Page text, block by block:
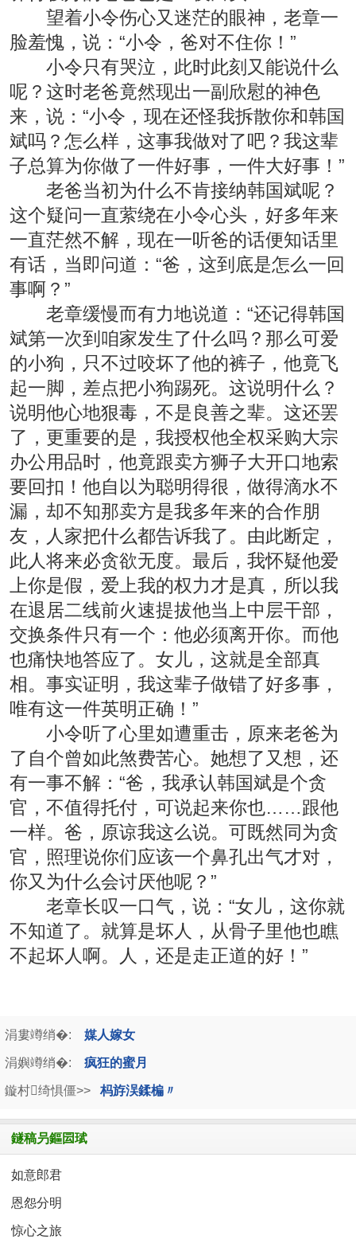
望着小令伤心又迷茫的眼神，老章一
脸羞愧，说：“小令，爸对不住你！”
小令只有哭泣，此时此刻又能说什么
呢？这时老爸竟然现出一副欣慰的神色
来，说：“小令，现在还怪我拆散你和韩国
斌吗？怎么样，这事我做对了吧？我这辈
子总算为你做了一件好事，一件大好事！”
老爸当初为什么不肯接纳韩国斌呢？
这个疑问一直萦绕在小令心头，好多年来
一直茫然不解，现在一听爸的话便知话里
有话，当即问道：“爸，这到底是怎么一回
事啊？”
老章缓慢而有力地说道：“还记得韩国
斌第一次到咱家发生了什么吗？那么可爱
的小狗，只不过咬坏了他的裤子，他竟飞
起一脚，差点把小狗踢死。这说明什么？
说明他心地狠毒，不是良善之辈。这还罢
了，更重要的是，我授权他全权采购大宗
办公用品时，他竟跟卖方狮子大开口地索
要回扣！他自以为聪明得很，做得滴水不
漏，却不知那卖方是我多年来的合作朋
友，人家把什么都告诉我了。由此断定，
此人将来必贪欲无度。最后，我怀疑他爱
上你是假，爱上我的权力才是真，所以我
在退居二线前火速提拔他当上中层干部，
交换条件只有一个：他必须离开你。而他
也痛快地答应了。女儿，这就是全部真
相。事实证明，我这辈子做错了好多事，
唯有这一件英明正确！”
小令听了心里如遭重击，原来老爸为
了自个曾如此煞费苦心。她想了又想，还
有一事不解：“爸，我承认韩国斌是个贪
官，不值得托付，可说起来你也……跟他
一样。爸，原谅我这么说。可既然同为贪
官，照理说你们应该一个鼻孔出气才对，
你又为什么会讨厌他呢？”
老章长叹一口气，说：“女儿，这你就
不知道了。就算是坏人，从骨子里他也瞧
不起坏人啊。人，还是走正道的好！”
涓婁竴绡�: 媒人嫁女
涓嬩竴绡�: 疯狂的蜜月
鏇村绮惧僵>> 杩斿洖鍒楄〃
鐩稿叧鏂囩珷
如意郎君
恩怨分明
惊心之旅